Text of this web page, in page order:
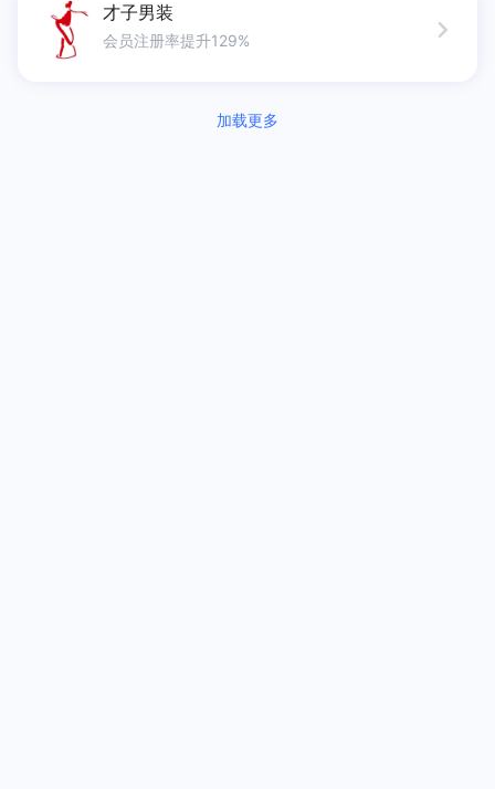
才子男装
会员注册率提升129%
加载中...